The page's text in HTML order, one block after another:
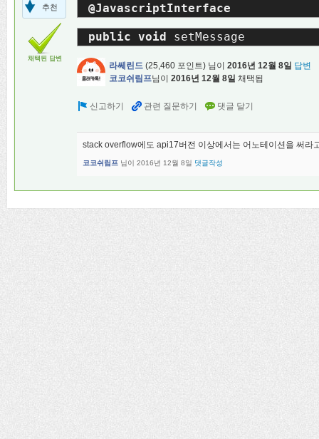
추천
채택된 답변
@JavascriptInterface
public void setMessage
라쎄린드 (25,460 포인트) 님이 2016년 12월 8일 답변
코코쉬림프님이 2016년 12월 8일 채택됨
stack overflow에도 api17버전 이상에서는 어노테이션을 써라
코코쉬림프 님이 2016년 12월 8일 댓글작성